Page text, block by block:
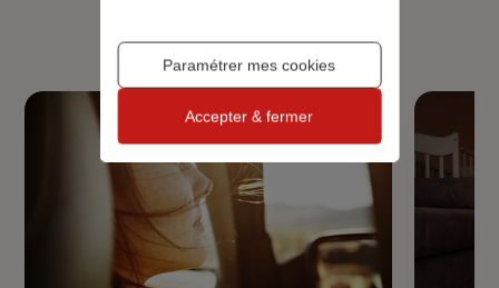
Paramétrer mes cookies
Accepter & fermer